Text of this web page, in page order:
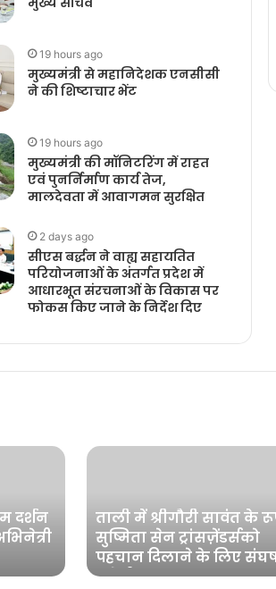
19 hours ago
मुख्यमंत्री से महानिदेशक एनसीसी
ने की शिष्टाचार भेंट
19 hours ago
मुख्यमंत्री की मॉनिटरिंग में राहत
एवं पुनर्निर्माण कार्य तेज,
मालदेवता में आवागमन सुरक्षित
2 days ago
सीएस बर्द्धन ने वाह्य सहायतित
परियोजनाओं के अंतर्गत प्रदेश में
आधारभूत संरचनाओं के विकास पर
फोकस किए जाने के निर्देश दिए
दर्शन
ताली में श्रीगौरी सावंत के
सुष्मिता सेन ट्रांसज़ेंडर्सको
पहचान दिलाने के लिए
करेंगी